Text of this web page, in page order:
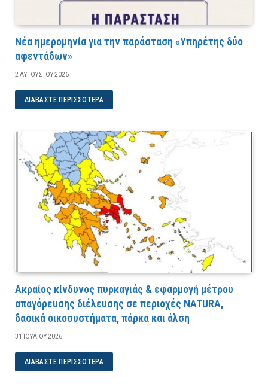
Νέα ημερομηνία για την παράσταση «Υπηρέτης δύο
αφεντάδων»
2 ΑΥΓΟΎΣΤΟΥ 2026
ΔΙΑΒΆΣΤΕ ΠΕΡΙΣΣΌΤΕΡΑ
Ακραίος κίνδυνος πυρκαγιάς & εφαρμογή μέτρου
απαγόρευσης διέλευσης σε περιοχές NATURA,
δασικά οικοσυστήματα, πάρκα και άλση
31 ΙΟΥΛΊΟΥ 2026
ΔΙΑΒΆΣΤΕ ΠΕΡΙΣΣΌΤΕΡΑ